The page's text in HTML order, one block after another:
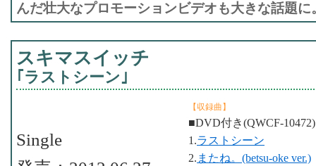
んだ壮大なプロモーションビデオも大きな話題
スキマスイッチ
｢ラストシーン｣
【収録曲】
■DVD付き(QWCF-
1.ラストシーン
2. またね。(betsu-oke ver.)
Single